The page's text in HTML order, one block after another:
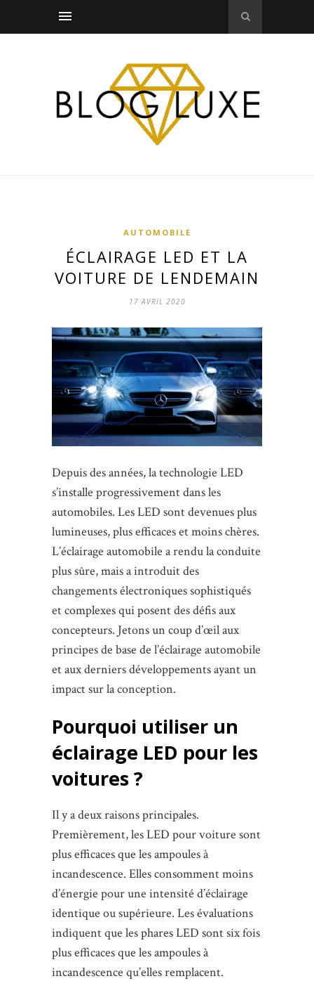
AUTOMOBILE
ÉCLAIRAGE LED ET LA
VOITURE DE LENDEMAIN
17 AVRIL 2020
Depuis des années, la technologie LED
s’installe progressivement dans les
automobiles. Les LED sont devenues plus
lumineuses, plus efficaces et moins chères.
L’éclairage automobile a rendu la conduite
plus sûre, mais a introduit des
changements électroniques sophistiqués
et complexes qui posent des défis aux
concepteurs. Jetons un coup d’œil aux
principes de base de l’éclairage automobile
et aux derniers développements ayant un
impact sur la conception.
Pourquoi utiliser un
éclairage LED pour les
voitures ?
Il y a deux raisons principales.
Premièrement, les LED pour voiture sont
plus efficaces que les ampoules à
incandescence. Elles consomment moins
d’énergie pour une intensité d’éclairage
identique ou supérieure. Les évaluations
indiquent que les phares LED sont six fois
plus efficaces que les ampoules à
incandescence qu’elles remplacent.